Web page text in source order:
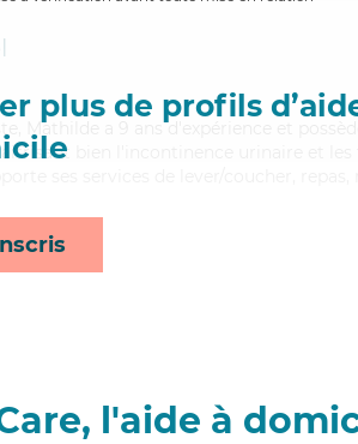
plus de profils
Mathilde a 9 ans d'expérience et
bien l'incontinence urinaire et les
l'aide à